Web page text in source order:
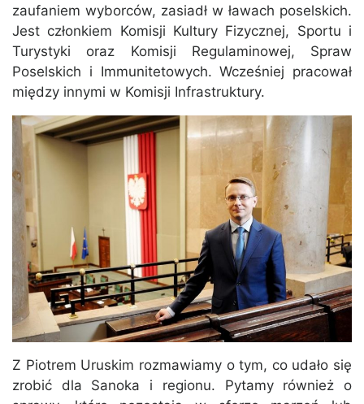
zaufaniem wyborców, zasiadł w ławach poselskich.
Jest członkiem Komisji Kultury Fizycznej, Sportu i
Turystyki oraz Komisji Regulaminowej, Spraw
Poselskich i Immunitetowych. Wcześniej pracował
między innymi w Komisji Infrastruktury.
Z Piotrem Uruskim rozmawiamy o tym, co udało się
zrobić dla Sanoka i regionu. Pytamy również o